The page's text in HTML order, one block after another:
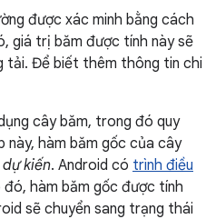
được xác minh bằng cách
giá trị băm được tính này sẽ
tải. Để biết thêm thông tin chi
cây băm, trong đó quy
này, hàm băm gốc của cây
kiến. Android có trình điều
hàm băm gốc được tính
sẽ chuyển sang trạng thái